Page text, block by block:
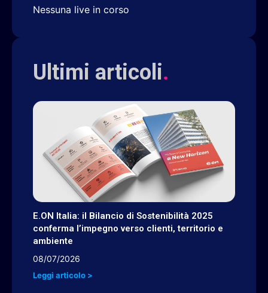
Nessuna live in corso
Ultimi articoli.
E.ON Italia: il Bilancio di Sostenibilità 2025
conferma l’impegno verso clienti, territorio e
ambiente
08/07/2026
Leggi articolo >